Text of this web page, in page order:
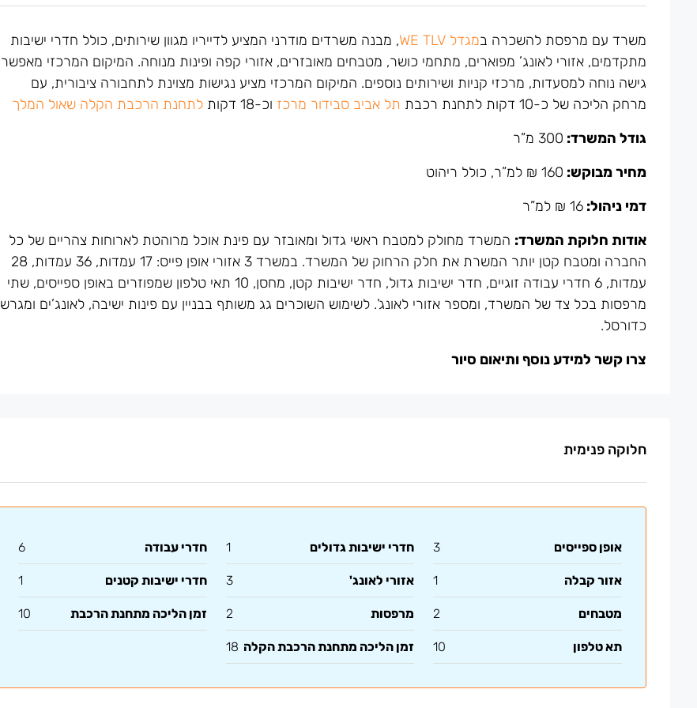
משרד עם מרפסת להשכרה במגדל WE TLV
, מבנה משרדים מודרני המציע לדייריו מגוון שירותים, כולל חדרי ישיבות
מתקדמים, אזורי לאונג’ מפוארים, מתחמי כושר, מטבחים מאובזרים, אזורי קפה ופינות מנוחה. המיקום המרכזי מאפשר
גישה נוחה למסעדות, מרכזי קניות ושירותים נוספים. המיקום המרכזי מציע נגישות מצוינת לתחבורה ציבורית, עם
מרחק הליכה של כ-10 דקות לתחנת רכבת
תל אביב סבידור מרכז וכ-18 דקות
לתחנת הרכבת הקלה שאול המלך
גודל המשרד: 300 מ”ר
מחיר מבוקש: 160 ₪ למ”ר, כולל ריהוט
דמי ניהול: 16 ₪ למ”ר
אודות חלוקת המשרד: המשרד מחולק למטבח ראשי גדול ומאובזר עם פינת אוכל מרוהטת לארוחות צהריים של כל
החברה ומטבח קטן יותר המשרת את חלק הרחוק של המשרד. במשרד 3 אזורי אופן פייס: 17 עמדות, 36 עמדות, 28
עמדות, 6 חדרי עבודה זוגיים, חדר ישיבות גדול, חדר ישיבות קטן, מחסן, 10 תאי טלפון שמפוזרים באופן ספייסים, שתי
מרפסות בכל צד של המשרד, ומספר אזורי לאונג’. לשימוש השוכרים גג משותף בבניין עם פינות ישיבה, לאונג’ים ומגרש
כדורסל.
צרו קשר למידע נוסף ותיאום סיור
חלוקה פנימית
אופן ספייסים 3 חדרי ישיבות גדולים 1 חדרי עבודה 6
אזור קבלה 1 אזורי לאונג' 3 חדרי ישיבות קטנים 1
מטבחים 2 מרפסות 2 זמן הליכה מתחנת הרכבת 10
תא טלפון 10 זמן הליכה מתחנת הרכבת הקלה 18